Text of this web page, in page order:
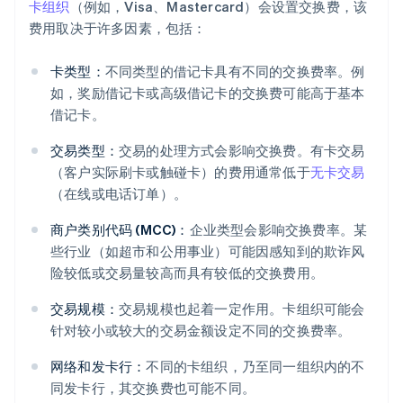
卡组织 （例如，Visa、Mastercard）会设置交换费，该
费用取决于许多因素，包括：
卡类型： 不同类型的借记卡具有不同的交换费率。例
如，奖励借记卡或高级借记卡的交换费可能高于基本
借记卡。
交易类型： 交易的处理方式会影响交换费。有卡交易
（客户实际刷卡或触碰卡）的费用通常低于无卡交易
（在线或电话订单）。
商户类别代码 (MCC)： 企业类型会影响交换费率。某
些行业（如超市和公用事业）可能因感知到的欺诈风
险较低或交易量较高而具有较低的交换费用。
交易规模： 交易规模也起着一定作用。卡组织可能会
针对较小或较大的交易金额设定不同的交换费率。
网络和发卡行：不同的卡组织，乃至同一组织内的不
同发卡行，其交换费也可能不同。